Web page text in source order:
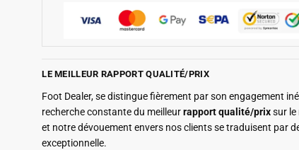
LE MEILLEUR RAPPORT QUALITÉ/PRIX
Foot Dealer, se distingue fièrement par son engagement
recherche constante du meilleurrapport qualité/prixsur le
et notre dévouement envers nos clients se traduisent par
exceptionnelle.